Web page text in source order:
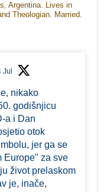
Argentina. Lives in
Theologian. Married.
Jul
nikako
godišnjicu
a i Dan
otok
jer ga se
Europe" za sve
život prelaskom
je, inače,